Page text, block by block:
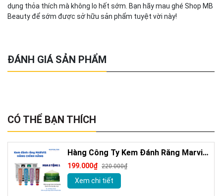
dụng thỏa thích mà không lo hết sớm. Bạn hãy mau ghé Shop MB
Beauty để sớm được sở hữu sản phẩm tuyệt vời này!
ĐÁNH GIÁ SẢN PHẨM
CÓ THỂ BẠN THÍCH
Hàng Công Ty Kem Đánh Răng Marvis
Loại Bỏ Mảng Bám Vết Ố Vàng Làm
Trắng Răng 85m
199.000₫ 220.000₫
Xem chi tiết